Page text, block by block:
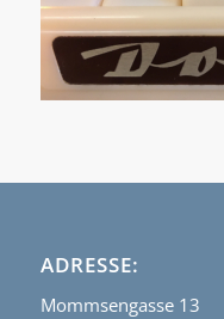
ADRESSE:
Mommsengasse 13